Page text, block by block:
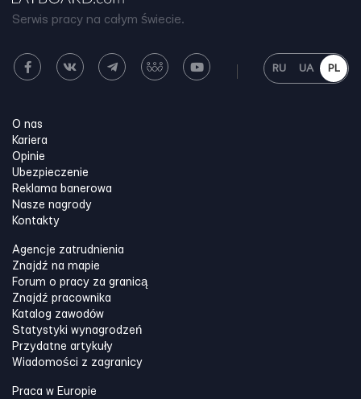
Serwis pracy na całym świecie.
RU UA PL
O nas
Kariera
Opinie
Ubezpieczenie
Reklama banerowa
Nasze nagrody
Kontakty
Agencje zatrudnienia
Znajdź na mapie
Forum o pracy za granicą
Znajdź pracownika
Katalog zawodów
Statystyki wynagrodzeń
Przydatne artykuły
Wiadomości z zagranicy
Praca w Europie